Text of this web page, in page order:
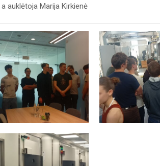
a auklėtoja Marija Kirkienė